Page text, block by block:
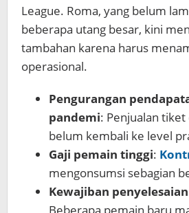
League. Roma, yang belum
beberapa utang besar, kini
tambahan karena harus
operasional.
Pengurangan
pandemi: Penjualan
belum kembali ke level
Gaji pemain tinggi:
mengonsumsi sebagian
Kewajiban